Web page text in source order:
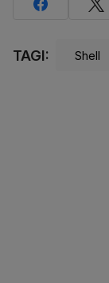
TAGI: Shell